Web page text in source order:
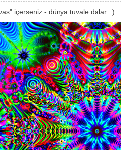
içerseniz - dünya tuvale dalar. :)